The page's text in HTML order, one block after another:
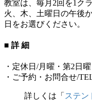
教室は、毎月2回を1ク
火、木、土曜日の午後
日をお選びください。
■ 詳 細
・定休日/月曜・第2日
・ご予約・お問合せ/
詳しくは「 ステン